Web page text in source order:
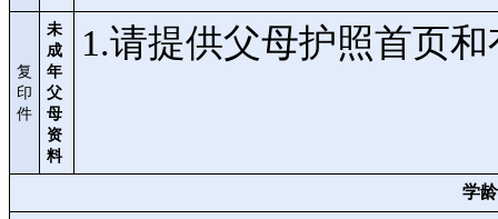
复
印
件
未
成
年
父
母
资
料
1.请提供父母护照首页
学